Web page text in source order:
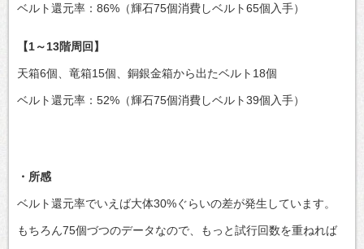
ベルト還元率：86%（輝石75個消費しベルト65個入手）
【1～13階周回】
天箱6個、竜箱15個、銅銀金箱から出たベルト18個
ベルト還元率：52%（輝石75個消費しベルト39個入手）
・所感
ベルト還元率でいえば大体30%ぐらいの差が発生しています。
もちろん75個づつのデータなので、もっと試行回数を重ねれば